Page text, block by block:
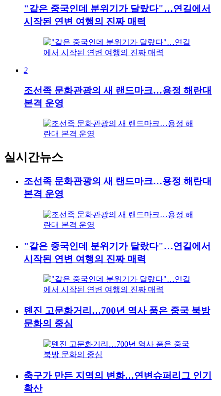
"같은 중국인데 분위기가 달랐다"…연길에서
시작된 연변 여행의 진짜 매력
2
조선족 문화관광의 새 랜드마크…용정 해란대
본격 운영
실시간뉴스
조선족 문화관광의 새 랜드마크…용정 해란대
본격 운영
"같은 중국인데 분위기가 달랐다"…연길에서
시작된 연변 여행의 진짜 매력
톈진 고문화거리…700년 역사 품은 중국 북방
문화의 중심
축구가 만든 지역의 변화…연변슈퍼리그 인기
확산